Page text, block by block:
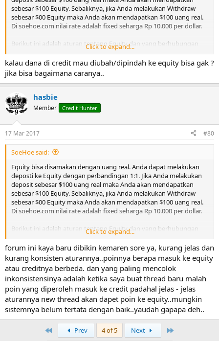
sebesar $100 Equity. Sebaliknya, jika Anda melakukan Withdraw
sebesar $00 Equity maka Anda akan mendapatkan $100 uang real.
Di soehoe.com nilai rate adalah fixed seharga Rp 10.000 per dollar.
Berikut ini adalah aturan tentang Equity dan yang berhubungan
Login
Anda akan mendapatkan $0.02 Equity setiap kali Anda login.
Ini hanya didapatkan maksimum 2 kali dalam 1 hari jika jarak
login antara login pertama dengan login berikutnya
minimum 8 jam. Jika Anda login berulang-ulang sebanyak 10
kali dalam kurun waktu 1 jam maka Anda hanya akan
Register
Anda akan mendapatkan $1 Equity pada saat pendaftaran.
Kami hanya mengizinkan membuka 1 akun per 1 orang dan
per 1 device/Komputer. Tujuannya supaya user benar-benar
real person. Jika ada user yang mencoba membuka 2 akun,
walau dengan data yang berbeda maka kami berhak
melakukan blokir kepada semua akun. Jika untuk alasan
tertentu Anda harus melakukannya maka Anda harus
menghubungi admin terlebih dahulu supaya blokir otomatis
bisa dihindari.
Transfer
Anda dapat melaukan transfer antar user dengan biaya
transfer sebesar 1%. Jika Anda ingin menjual Equity Anda
atau Anda ingin melakukan jual beli dengan user lain maka
Anda dapat melakukannya dengan proses transfer Equity.
Transaksi Anda akan lebih aman karena jika Anda kecewa
dengan transaksi Anda maka Anda dapat meminta bantuan
kami sebagai penengah sehingga dana Anda bisa
dikembalikan.
Beli/Depost Equity
Click to expand...
kalau dana di credit mau diubah/dipindah ke equity bisa gak ?
jika bisa bagaimana caranya..
hasbie
Member Credit Hunter
17 Mar 2017 #80
SoeHoe said:
Equity bisa disamakan dengan uang real. Anda dapat melakukan
deposti ke Equity dengan perbandingan 1:1. Jika Anda melakukan
deposit sebesar $100 uang real maka Anda akan mendapatkan
sebesar $100 Equity. Sebaliknya, jika Anda melakukan Withdraw
sebesar $00 Equity maka Anda akan mendapatkan $100 uang real.
Di soehoe.com nilai rate adalah fixed seharga Rp 10.000 per dollar.
Berikut ini adalah aturan tentang Equity dan yang berhubungan
Login
Anda akan mendapatkan $0.02 Equity setiap kali Anda login.
Ini hanya didapatkan maksimum 2 kali dalam 1 hari jika jarak
login antara login pertama dengan login berikutnya
minimum 8 jam. Jika Anda login berulang-ulang sebanyak 10
kali dalam kurun waktu 1 jam maka Anda hanya akan
mendapatkan equity 1 kali saja karena masih dalam kurun
waktu 8 jam.
Register
Click to expand...
forum ini kaya baru dibikin kemaren sore ya, kurang jelas dan
kurang konsisten aturannya..poinnya berapa masuk ke equity
atau creditnya berbeda. dan yang paling mencolok
inkonsistensinya adalah ketika saya buat thread baru malah
poin yang diperoleh masuk ke credit padahal jelas - jelas
aturannya new thread akan dapet poin ke equity..mungkin
sistemnya belum tertata dengan baik..yaudah gapapa deh..
Prev 4 of 5 Next